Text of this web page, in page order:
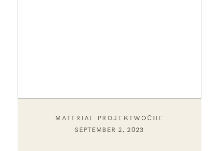
MATERIAL PROJEKTWOCHE
SEPTEMBER 2, 2023